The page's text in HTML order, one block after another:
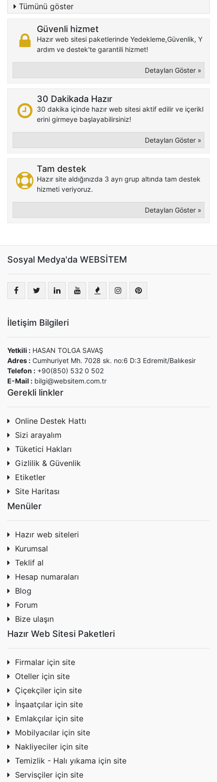
Tümünü göster
Güvenli hizmet
Hazır web sitesi paketlerinde Yedekleme,Güvenlik, Y
ardım ve destek'te garantili hizmet!
Detayları Göster »
30 Dakikada Hazır
30 dakika içinde hazır web sitesi aktif edilir ve içerikl
erini girmeye başlayabilirsiniz!
Detayları Göster »
Tam destek
Hazır site aldığınızda 3 ayrı grup altında tam destek
hizmeti veriyoruz.
Detayları Göster »
Sosyal Medya'da WEBSİTEM
İletişim Bilgileri
Yetkili : HASAN TOLGA SAVAŞ
Adres : Cumhuriyet Mh. 7028 sk. no:6 D:3 Edremit/Balıkesir
Telefon : +90(850) 532 0 502
E-Mail : bilgi@websitem.com.tr
Gerekli linkler
Online Destek Hattı
Sizi arayalım
Tüketici Hakları
Gizlilik & Güvenlik
Etiketler
Site Haritası
Menüler
Hazır web siteleri
Kurumsal
Teklif al
Hesap numaraları
Blog
Forum
Bize ulaşın
Hazır Web Sitesi Paketleri
Firmalar için site
Oteller için site
Çiçekçiler için site
İnşaatçılar için site
Emlakçılar için site
Mobilyacılar için site
Nakliyeciler için site
Temizlik - Halı yıkama için site
Servisçiler için site